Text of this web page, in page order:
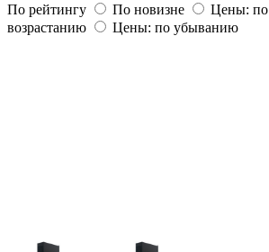
По рейтингу
По новизне
Цены: по
возрастанию
Цены: по убыванию